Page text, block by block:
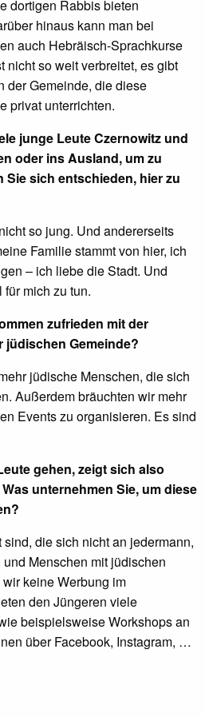
dortigen Rabbis bieten
hinaus kann man bei
auch Hebräisch-Sprachkurse
nicht so weit verbreitet, es gibt
der Gemeinde, die diese
privat unterrichten.
junge Leute Czernowitz und
oder ins Ausland, um zu
Sie sich entschieden, hier zu
so jung. Und andererseits
Familie stammt von hier, ich
– ich liebe die Stadt. Und
mich zu tun.
zufrieden mit der
jüdischen Gemeinde?
jüdische Menschen, die sich
Außerdem bräuchten wir mehr
Events zu organisieren. Es sind
gehen, zeigt sich also
unternehmen Sie, um diese
die sich nicht an jedermann,
Menschen mit jüdischen
keine Werbung im
den Jüngeren viele
beispielsweise Workshops an
über Facebook, Instagram, …